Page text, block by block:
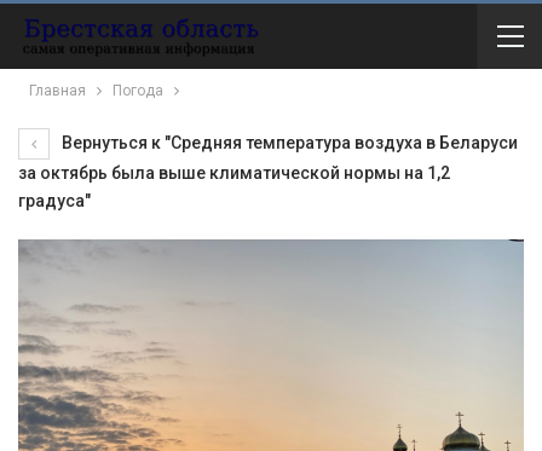
Главная Погода
Вернуться к "Средняя температура воздуха в Беларуси
за октябрь была выше климатической нормы на 1,2
градуса"